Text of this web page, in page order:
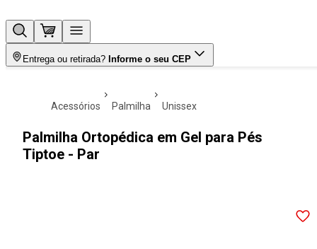
Entrega ou retirada? Informe o seu CEP
acessórios palmilha unissex
Palmilha Ortopédica em Gel para Pés
Tiptoe - Par